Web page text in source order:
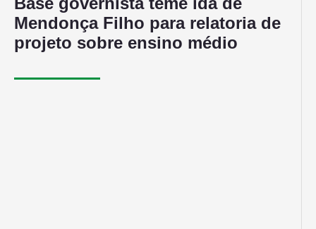
Mendonça Filho para relatoria de
projeto sobre ensino médio